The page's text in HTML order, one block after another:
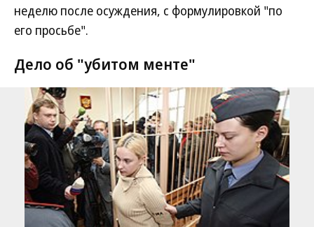
неделю после осуждения, с формулировкой "по
его просьбе".
Дело об "убитом менте"